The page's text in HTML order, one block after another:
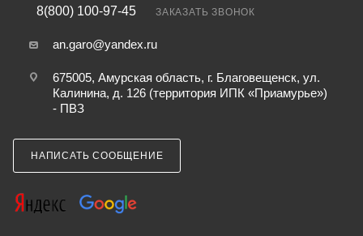
8(800) 100-97-45 ЗАКАЗАТЬ ЗВОНОК
an.garo@yandex.ru
675005, Амурская область, г. Благовещенск, ул.
Калинина, д. 126 (территория ИПК «Приамурье»)
- ПВЗ
НАПИСАТЬ СООБЩЕНИЕ